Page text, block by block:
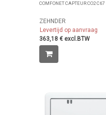
COMFONET CAPTEUR CO2 C67
ZEHNDER
Levertijd op aanvraag
363,18 € excl.BTW